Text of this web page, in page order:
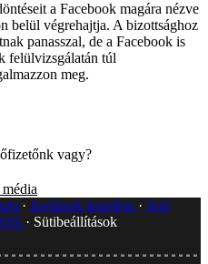
a Facebook magára nézve
belül végrehajtja. A bizottsághoz
panasszal, de a Facebook is
felülvizsgálatán túl
meg.
vagy?
média
Javítások kezelése
Jogi
Sütibeállítások